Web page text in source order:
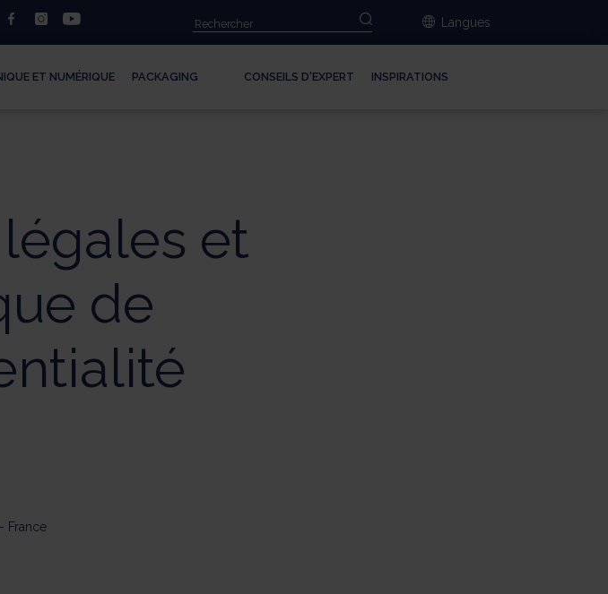
facebookinstagram Langues
ET NUMÉRIQUE PACKAGING CONSEILS D'EXPERT INSPIRATIONS
et
de
France